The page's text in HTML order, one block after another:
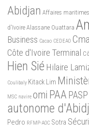
Abidjan Affaires maritimes
d'Ivoire Alassane Ouattara
Business Cacao CEDEAO
Côte d'Ivoire Terminal
Hien Sié Hilaire
Coulibaly Kitack Lim
MSC navire omi PAA PASP
autonome
Pedro RFMP-AOC Sotra